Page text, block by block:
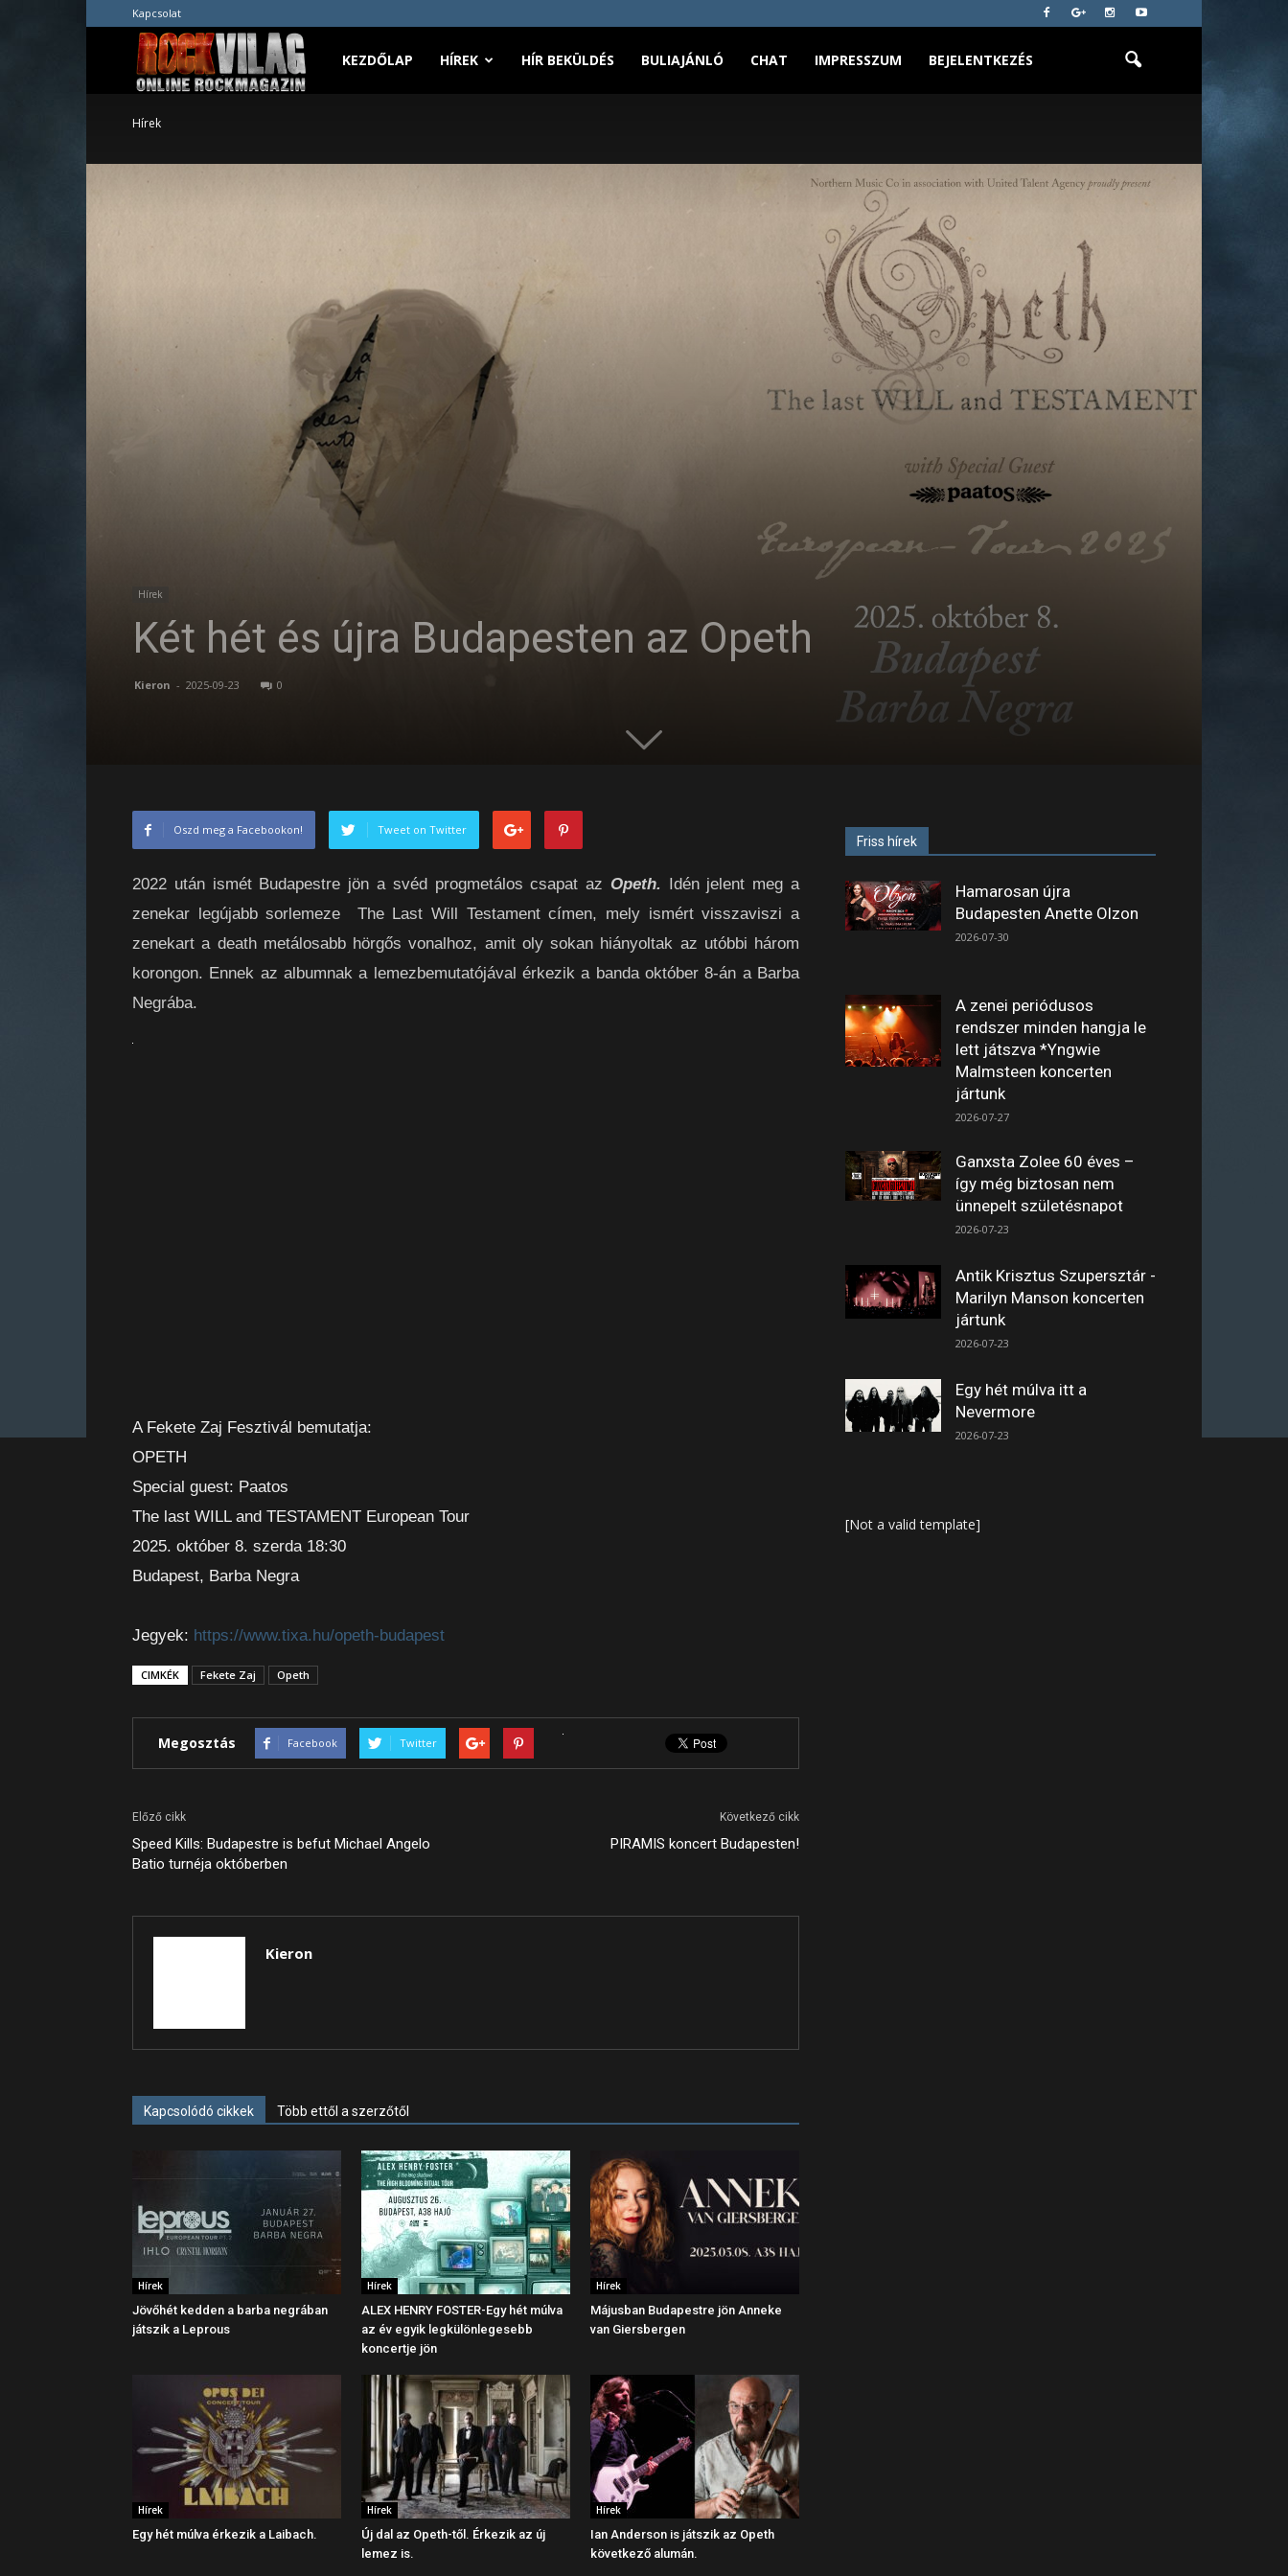
Kapcsolat
Rockvilág.hu
KEZDŐLAP HÍREK HÍR BEKÜLDÉS BULIAJÁNLÓ CHAT IMPRESSZUM BEJELENTKEZÉS
Hírek
Hírek
Két hét és újra Budapesten az Opeth
Kieron - 2025-09-23 0
Oszd meg a Facebookon! Tweet on Twitter
2022 után ismét Budapestre jön a svéd progmetálos csapat az Opeth. Idén jelent meg a
zenekar legújabb sorlemeze The Last Will Testament címen, mely ismért visszaviszi a
zenekart a death metálosabb hörgős vonalhoz, amit oly sokan hiányoltak az utóbbi három
korongon. Ennek az albumnak a lemezbemutatójával érkezik a banda október 8-án a Barba
Negrába.
A Fekete Zaj Fesztivál bemutatja:
OPETH
Special guest: Paatos
The last WILL and TESTAMENT European Tour
2025. október 8. szerda 18:30
Budapest, Barba Negra
Jegyek: https://www.tixa.hu/opeth-budapest
CIMKÉK Fekete Zaj Opeth
Megosztás Facebook Twitter
Előző cikk
Speed Kills: Budapestre is befut Michael Angelo
Batio turnéja októberben
Következő cikk
PIRAMIS koncert Budapesten!
Kieron
Kapcsolódó cikkek Több ettől a szerzőtől
Hírek
Jövőhét kedden a barba negrában
játszik a Leprous
Hírek
ALEX HENRY FOSTER-Egy hét múlva
az év egyik legkülönlegesebb
koncertje jön
Hírek
Májusban Budapestre jön Anneke
van Giersbergen
Hírek
Egy hét múlva érkezik a Laibach.
Hírek
Új dal az Opeth-től. Érkezik az új
lemez is.
Hírek
Ian Anderson is játszik az Opeth
következő alumán.
Friss hírek
Hamarosan újra
Budapesten Anette Olzon
2026-07-30
A zenei periódusos
rendszer minden hangja le
lett játszva *Yngwie
Malmsteen koncerten
jártunk
2026-07-27
Ganxsta Zolee 60 éves –
így még biztosan nem
ünnepelt születésnapot
2026-07-23
Antik Krisztus Szupersztár -
Marilyn Manson koncerten
jártunk
2026-07-23
Egy hét múlva itt a
Nevermore
2026-07-23
[Not a valid template]